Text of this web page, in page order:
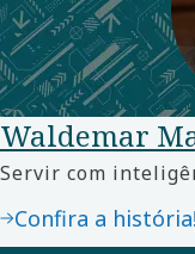
Servir com
Waldemar
Confira a história!